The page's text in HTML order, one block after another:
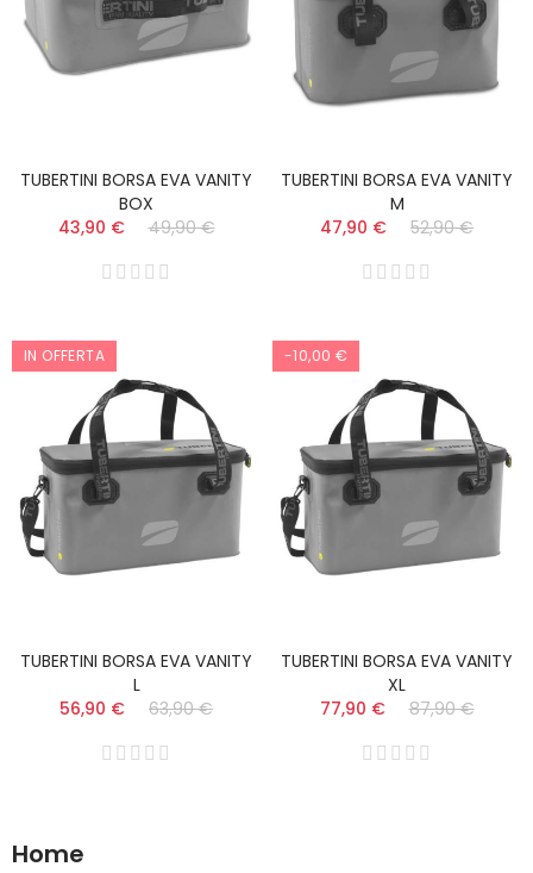
TUBERTINI BORSA EVA VANITY
BOX
43,90 €
49,90 €
TUBERTINI BORSA EVA VANITY
M
47,90 €
52,90 €
IN OFFERTA
TUBERTINI BORSA EVA VANITY
L
56,90 €
63,90 €
-10,00 €
TUBERTINI BORSA EVA VANITY
XL
77,90 €
87,90 €
Home